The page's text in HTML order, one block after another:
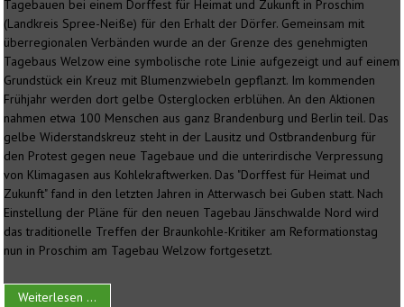
Tagebauen bei einem Dorffest für Heimat und Zukunft in Proschim
(Landkreis Spree-Neiße) für den Erhalt der Dörfer. Gemeinsam mit
überregionalen Verbänden wurde an der Grenze des genehmigten
Tagebaus Welzow eine symbolische rote Linie aufgezeigt und auf einem
Grundstück ein Kreuz mit Blumenzwiebeln gepflanzt. Im kommenden
Frühjahr werden dort gelbe Osterglocken erblühen. An den Aktionen
nahmen etwa 100 Menschen aus ganz Brandenburg und Berlin teil. Das
gelbe Widerstandskreuz steht in der Lausitz und Ostbrandenburg für
den Protest gegen neue Tagebaue und die unterirdische Verpressung
von Klimagasen aus Kohlekraftwerken. Das "Dorffest für Heimat und
Zukunft" fand in den letzten Jahren in Atterwasch bei Guben statt. Nach
Einstellung der Pläne für den neuen Tagebau Jänschwalde Nord wird
das traditionelle Treffen der Braunkohle-Kritiker am Reformationstag
nun in Proschim am Tagebau Welzow fortgesetzt.
Weiterlesen ...